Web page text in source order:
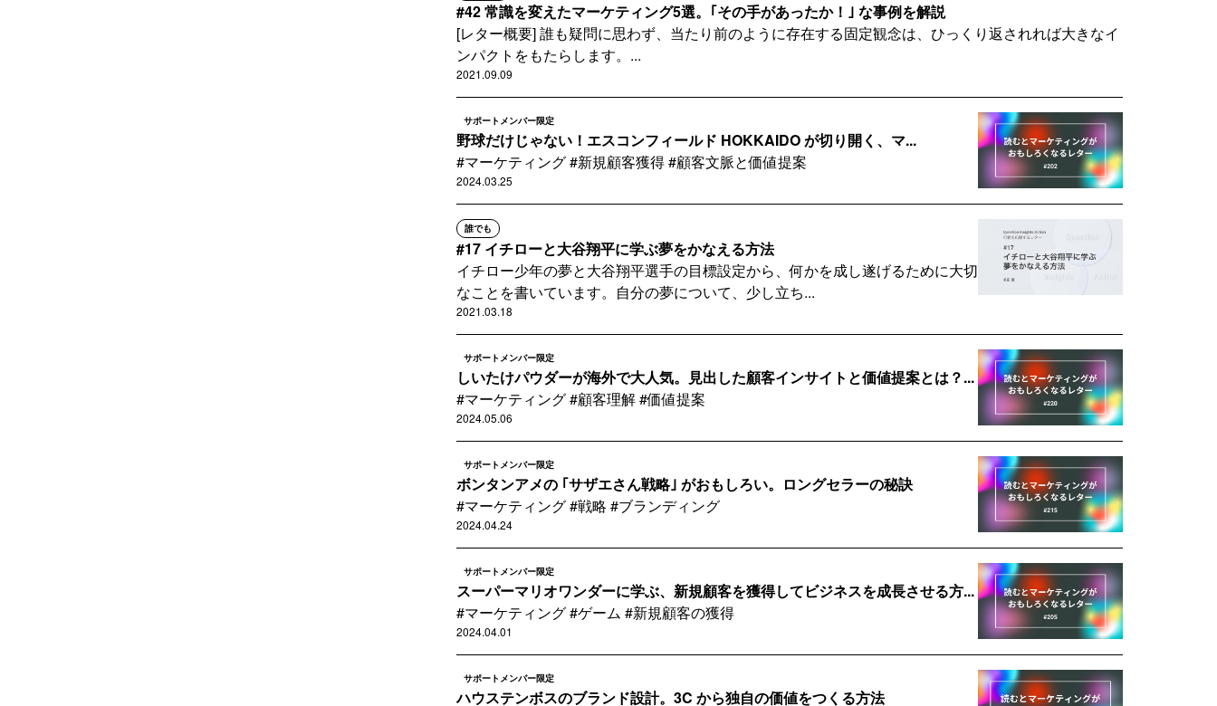
#42 常識を変えたマーケティング5選。｢その手があったか！｣ な事例を解説
[レター概要] 誰も疑問に思わず、当たり前のように存在する固定観念は、ひっくり返されれば大きなイ
ンパクトをもたらします。...
2021.09.09
サポートメンバー限定
野球だけじゃない！エスコンフィールド HOKKAIDO が切り開く、マ...
#マーケティング #新規顧客獲得 #顧客文脈と価値提案
2024.03.25
誰でも
#17 イチローと大谷翔平に学ぶ夢をかなえる方法
イチロー少年の夢と大谷翔平選手の目標設定から、何かを成し遂げるために大切
なことを書いています。自分の夢について、少し立ち...
2021.03.18
サポートメンバー限定
しいたけパウダーが海外で大人気。見出した顧客インサイトと価値提案とは？...
#マーケティング #顧客理解 #価値提案
2024.05.06
サポートメンバー限定
ボンタンアメの ｢サザエさん戦略｣ がおもしろい。ロングセラーの秘訣
#マーケティング #戦略 #ブランディング
2024.04.24
サポートメンバー限定
スーパーマリオワンダーに学ぶ、新規顧客を獲得してビジネスを成長させる方...
#マーケティング #ゲーム #新規顧客の獲得
2024.04.01
サポートメンバー限定
ハウステンボスのブランド設計。3C から独自の価値をつくる方法